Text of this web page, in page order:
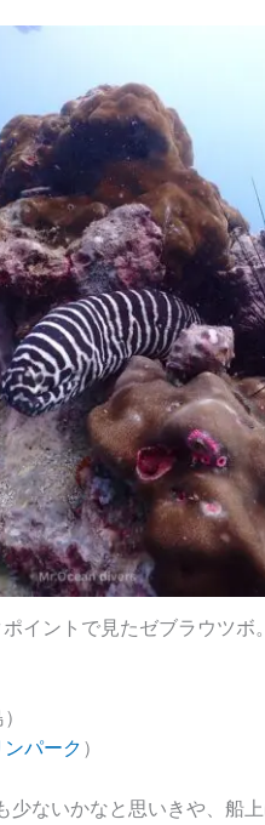
イントで見たゼブラウツボ。
ンパーク ）
少ないかなと思いきや、船